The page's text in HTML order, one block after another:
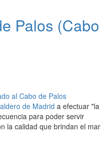
Palos (Cabo
al Cabo de Palos
de Madrid a efectuar "la
para poder servir
la calidad que brindan el mar